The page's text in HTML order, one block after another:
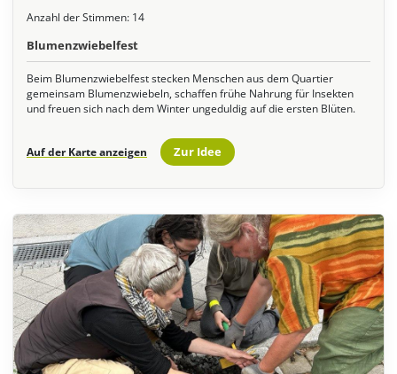
Anzahl der Stimmen: 14
Blumenzwiebelfest
Beim Blumenzwiebelfest stecken Menschen aus dem Quartier
gemeinsam Blumenzwiebeln, schaffen frühe Nahrung für Insekten
und freuen sich nach dem Winter ungeduldig auf die ersten Blüten.
Auf der Karte anzeigen Zur Idee